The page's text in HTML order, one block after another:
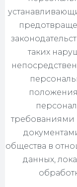
таких
требованиями
общества в
данных,